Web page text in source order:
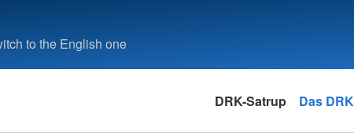
to the English one
DRK-Satrup Das DRK